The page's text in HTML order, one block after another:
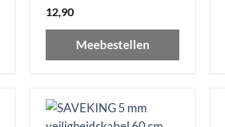
12,90
Meebestellen